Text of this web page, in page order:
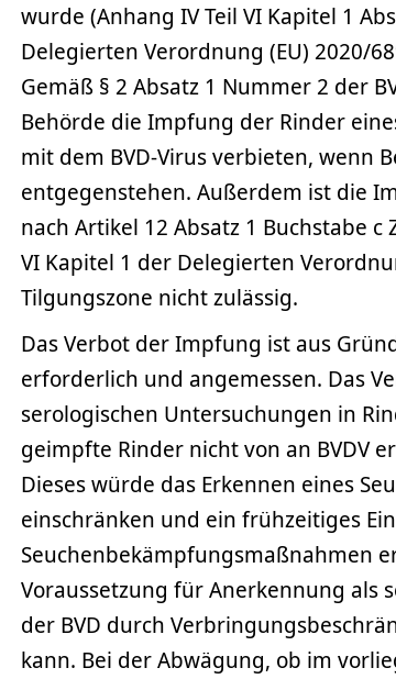
wurde (Anhang IV Teil VI Kapitel 1
Delegierten Verordnung (EU) 2020/
Gemäß § 2 Absatz 1 Nummer 2 der
Behörde die Impfung der Rinder
mit dem BVD-Virus verbieten, wenn
entgegenstehen. Außerdem ist die
nach Artikel 12 Absatz 1 Buchstabe
VI Kapitel 1 der Delegierten
Tilgungszone nicht zulässig.
Das Verbot der Impfung ist aus
erforderlich und angemessen. Das
serologischen Untersuchungen in
geimpfte Rinder nicht von an BVDV
Dieses würde das Erkennen eines
einschränken und ein frühzeitiges
Seuchenbekämpfungsmaßnahmen
Voraussetzung für Anerkennung als
der BVD durch
kann. Bei der Abwägung, ob im